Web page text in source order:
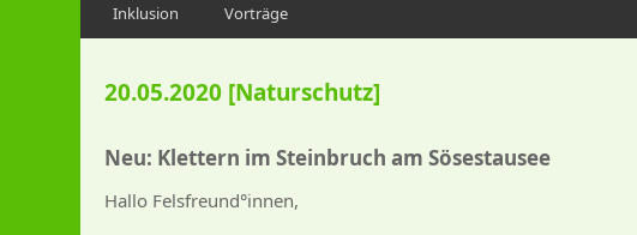
Inklusion
Vorträge
20.05.2020 [Naturschutz]
Neu: Klettern im Steinbruch am Sösestausee
Hallo Felsfreund°innen,